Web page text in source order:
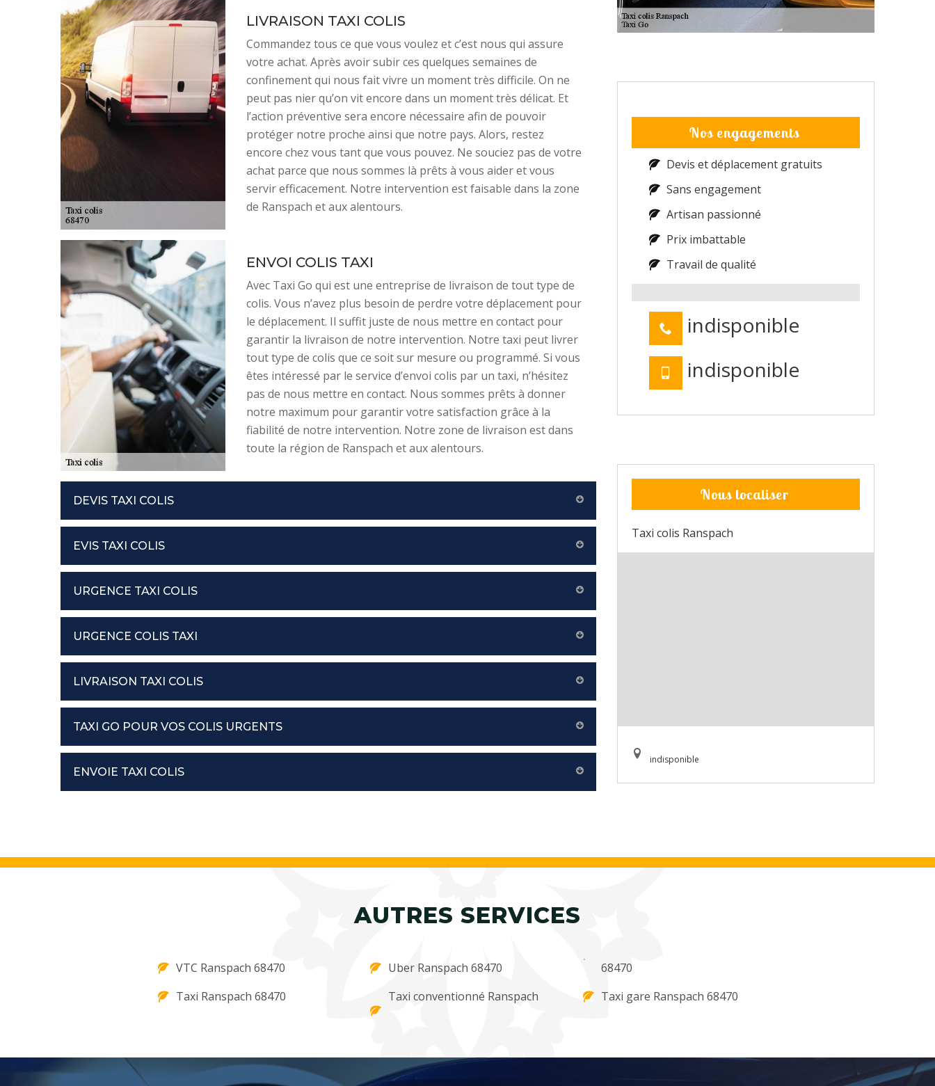
LIVRAISON TAXI COLIS
Commandez tous ce que vous voulez et c’est nous qui assure
votre achat. Après avoir subir ces quelques semaines de
confinement qui nous fait vivre un moment très difficile. On ne
peut pas nier qu’on vit encore dans un moment très délicat. Et
l’action préventive sera encore nécessaire afin de pouvoir
protéger notre proche ainsi que notre pays. Alors, restez
encore chez vous tant que vous pouvez. Ne souciez pas de votre
achat parce que nous sommes là prêts à vous aider et vous
servir efficacement. Notre intervention est faisable dans la zone
de Ranspach et aux alentours.
ENVOI COLIS TAXI
Avec Taxi Go qui est une entreprise de livraison de tout type de
colis. Vous n’avez plus besoin de perdre votre déplacement pour
le déplacement. Il suffit juste de nous mettre en contact pour
garantir la livraison de notre intervention. Notre taxi peut livrer
tout type de colis que ce soit sur mesure ou programmé. Si vous
êtes intéressé par le service d’envoi colis par un taxi, n’hésitez
pas de nous mettre en contact. Nous sommes prêts à donner
notre maximum pour garantir votre satisfaction grâce à la
fiabilité de notre intervention. Notre zone de livraison est dans
toute la région de Ranspach et aux alentours.
DEVIS TAXI COLIS
EVIS TAXI COLIS
URGENCE TAXI COLIS
URGENCE COLIS TAXI
LIVRAISON TAXI COLIS
TAXI GO POUR VOS COLIS URGENTS
ENVOIE TAXI COLIS
Nos engagements
Devis et déplacement gratuits
Sans engagement
Artisan passionné
Prix imbattable
Travail de qualité
indisponible
indisponible
Nous localiser
Taxi colis Ranspach
indisponible
AUTRES SERVICES
VTC Ranspach 68470
Taxi Ranspach 68470
Uber Ranspach 68470
Taxi conventionné Ranspach
68470
Taxi gare Ranspach 68470